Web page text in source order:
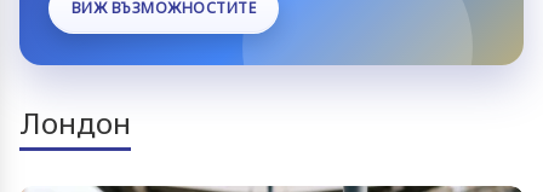
ВИЖ ВЪЗМОЖНОСТИТЕ
Лондон